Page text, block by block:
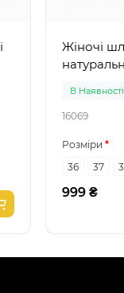
Жіночі
В Наявності
16069
Розміри
36
37
999 ₴